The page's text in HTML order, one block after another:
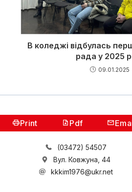
В коледжі відбулась
рада у 2025
09.01.2025
Print Pdf
(03472) 54507
Вул. Ковжуна, 44
kkkim1976@ukr.net